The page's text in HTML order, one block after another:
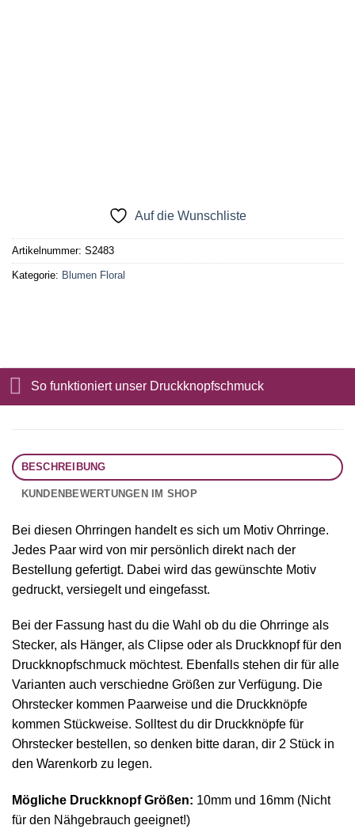
Auf die Wunschliste
Artikelnummer: S2483
Kategorie: Blumen Floral
So funktioniert unser Druckknopfschmuck
BESCHREIBUNG
KUNDENBEWERTUNGEN IM SHOP
Bei diesen Ohrringen handelt es sich um Motiv Ohrringe.
Jedes Paar wird von mir persönlich direkt nach der
Bestellung gefertigt. Dabei wird das gewünschte Motiv
gedruckt, versiegelt und eingefasst.
Bei der Fassung hast du die Wahl ob du die Ohrringe als
Stecker, als Hänger, als Clipse oder als Druckknopf für den
Druckknopfschmuck möchtest. Ebenfalls stehen dir für alle
Varianten auch verschiedne Größen zur Verfügung. Die
Ohrstecker kommen Paarweise und die Druckknöpfe
kommen Stückweise. Solltest du dir Druckknöpfe für
Ohrstecker bestellen, so denken bitte daran, dir 2 Stück in
den Warenkorb zu legen.
Mögliche Druckknopf Größen: 10mm und 16mm (Nicht
für den Nähgebrauch geeignet!)